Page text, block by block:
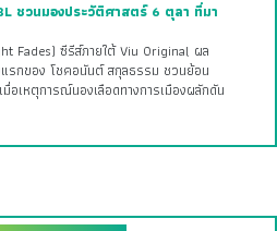
ชวนมองประวัติศาสตร์ 6 ตุลา ที่มา
Fades) ซีรีส์ภายใต้ Viu Original ผล
แรกของ โชคอนันต์ สกุลธรรม ชวนย้อน
อเหตุการณ์นองเลือดทางการเมืองผลักดัน